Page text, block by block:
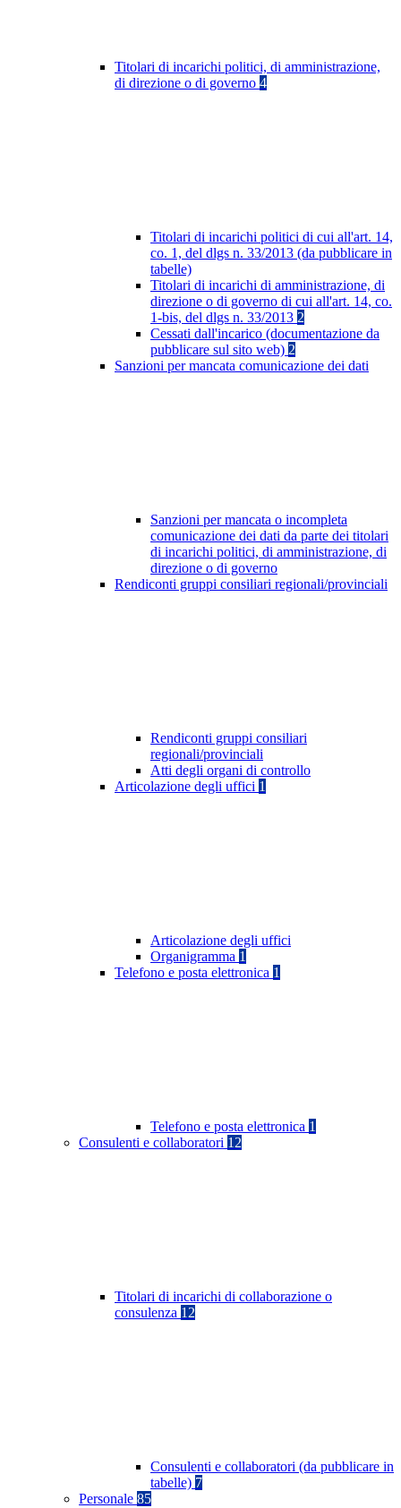
Titolari di incarichi politici, di amministrazione,
di direzione o di governo 4
Titolari di incarichi politici di cui all'art. 14,
co. 1, del dlgs n. 33/2013 (da pubblicare in
tabelle)
Titolari di incarichi di amministrazione, di
direzione o di governo di cui all'art. 14, co.
1-bis, del dlgs n. 33/2013 2
Cessati dall'incarico (documentazione da
pubblicare sul sito web) 2
Sanzioni per mancata comunicazione dei dati
Sanzioni per mancata o incompleta
comunicazione dei dati da parte dei titolari
di incarichi politici, di amministrazione, di
direzione o di governo
Rendiconti gruppi consiliari regionali/provinciali
Rendiconti gruppi consiliari
regionali/provinciali
Atti degli organi di controllo
Articolazione degli uffici 1
Articolazione degli uffici
Organigramma 1
Telefono e posta elettronica 1
Telefono e posta elettronica 1
Consulenti e collaboratori 12
Titolari di incarichi di collaborazione o
consulenza 12
Consulenti e collaboratori (da pubblicare in
tabelle) 7
Personale 85